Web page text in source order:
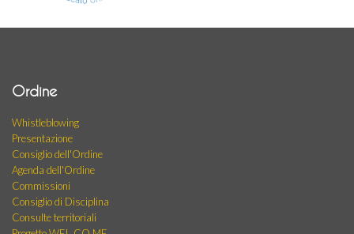
Ordine
Whistleblowing
Presentazione
Consiglio dell'Ordine
Agenda dell'Ordine
Commissioni
Consiglio di Disciplina
Consulte territoriali